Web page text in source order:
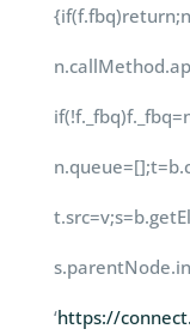
t.src=v;s=b.
‘https://